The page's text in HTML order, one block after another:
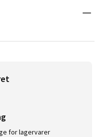
for lagervarer